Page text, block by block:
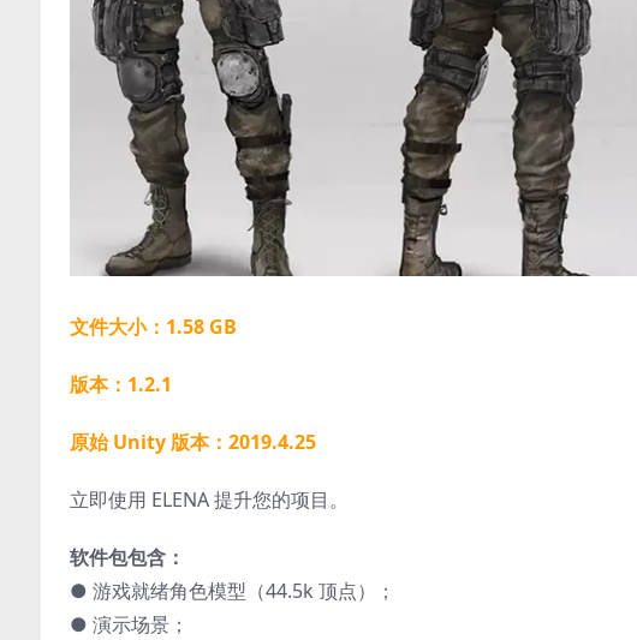
文件大小：1.58 GB
版本：1.2.1
原始 Unity 版本：2019.4.25
立即使用 ELENA 提升您的项目。
软件包包含：
● 游戏就绪角色模型（44.5k 顶点）；
● 演示场景；